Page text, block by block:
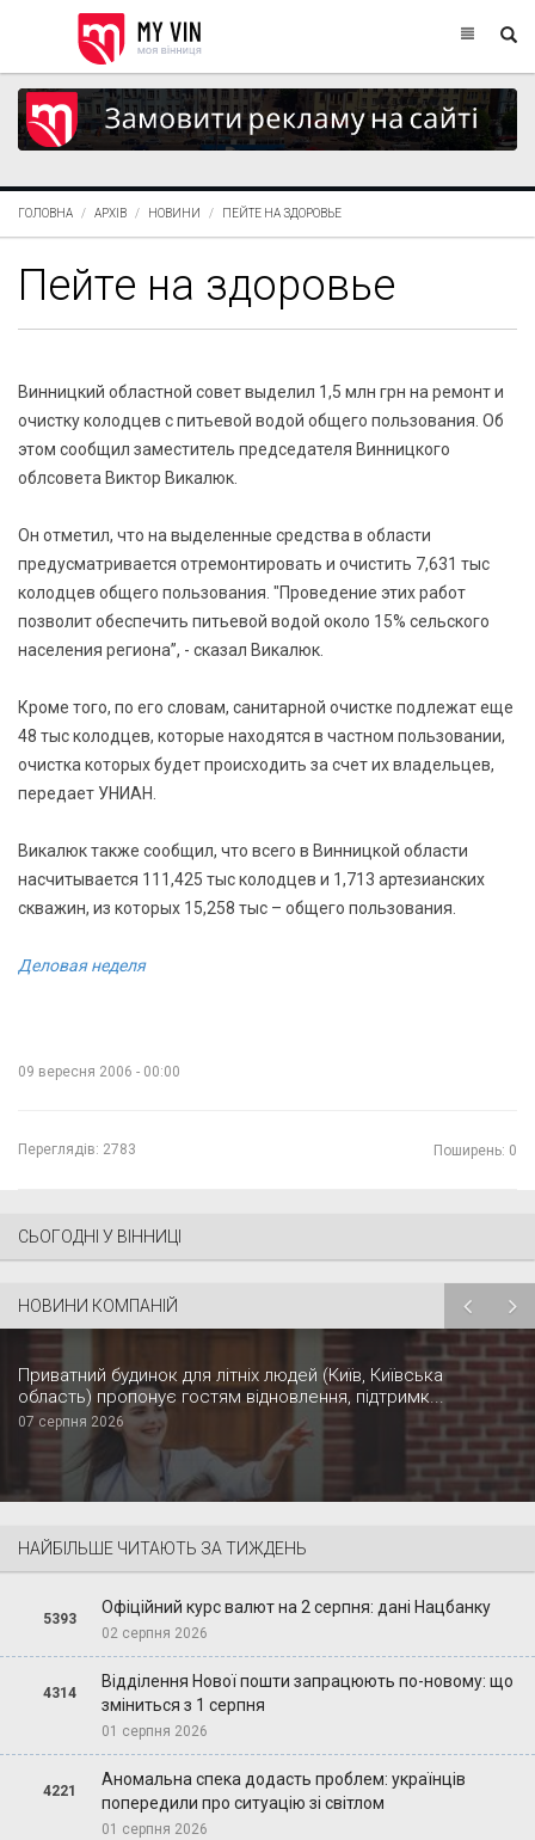
ГОЛОВНА АРХІВ НОВИНИ ПЕЙТЕ НА ЗДОРОВЬЕ
Пейте на здоровье
Винницкий областной совет выделил 1,5 млн грн на ремонт и
очистку колодцев с питьевой водой общего пользования. Об
этом сообщил заместитель председателя Винницкого
облсовета Виктор Викалюк.
Он отметил, что на выделенные средства в области
предусматривается отремонтировать и очистить 7,631 тыс
колодцев общего пользования. "Проведение этих работ
позволит обеспечить питьевой водой около 15% сельского
населения региона”, - сказал Викалюк.
Кроме того, по его словам, санитарной очистке подлежат еще
48 тыс колодцев, которые находятся в частном пользовании,
очистка которых будет происходить за счет их владельцев,
передает УНИАН.
Викалюк также сообщил, что всего в Винницкой области
насчитывается 111,425 тыс колодцев и 1,713 артезианских
скважин, из которых 15,258 тыс – общего пользования.
Деловая неделя
09 вересня 2006 - 00:00
Переглядів: 2783 Поширень: 0
СЬОГОДНІ У ВІННИЦІ
НОВИНИ КОМПАНІЙ
Приватний будинок для літніх людей (Київ, Київська
область) пропонує гостям відновлення, підтримк...
07 серпня 2026
НАЙБІЛЬШЕ ЧИТАЮТЬ ЗА ТИЖДЕНЬ
5393
Офіційний курс валют на 2 серпня: дані Нацбанку
02 серпня 2026
4314
Відділення Нової пошти запрацюють по-новому: що
зміниться з 1 серпня
01 серпня 2026
4221
Аномальна спека додасть проблем: українців
попередили про ситуацію зі світлом
01 серпня 2026